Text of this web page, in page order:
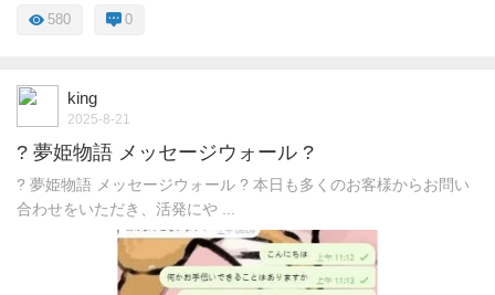
580 0
king
2025-8-21
? 夢姫物語 メッセージウォール ?
? 夢姫物語 メッセージウォール ? 本日も多くのお客様からお問い
合わせをいただき、活発にや ...